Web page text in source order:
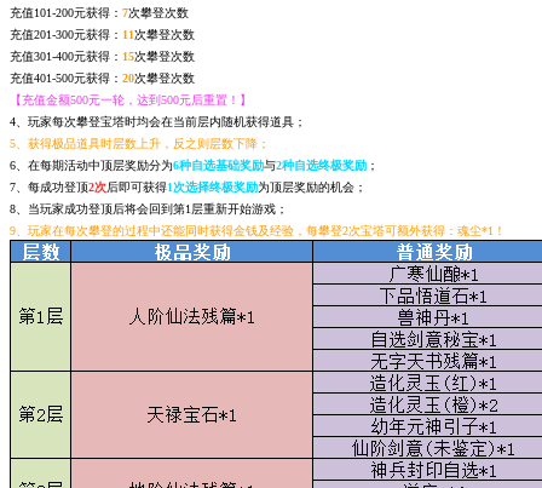
充值101-200元获得： 7次攀登次数
充值201-300元获得： 11次攀登次数
充值301-400元获得： 15次攀登次数
充值401-500元获得： 20次攀登次数
【充值金额500元一轮，达到500元后重置！】
4、玩家每次攀登宝塔时均会在当前层内随机获得道具；
5、获得极品道具时层数上升，反之则层数下降；
6、在每期活动中顶层奖励分为6种自选基础奖励与2种自选终极奖励 ；
7、每成功登顶2次后即可获得1次选择终极奖励为顶层奖励的机会；
8、当玩家成功登顶后将会回到第1层重新开始游戏；
9、玩家在每次攀登的过程中还能同时获得金钱及经验，每攀登2次宝塔可额外获得：魂尘*1！